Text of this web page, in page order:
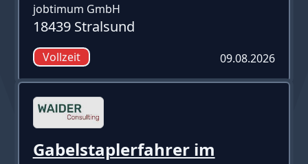
jobtimum GmbH
18439 Stralsund
Vollzeit 09.08.2026
Gabelstaplerfahrer im